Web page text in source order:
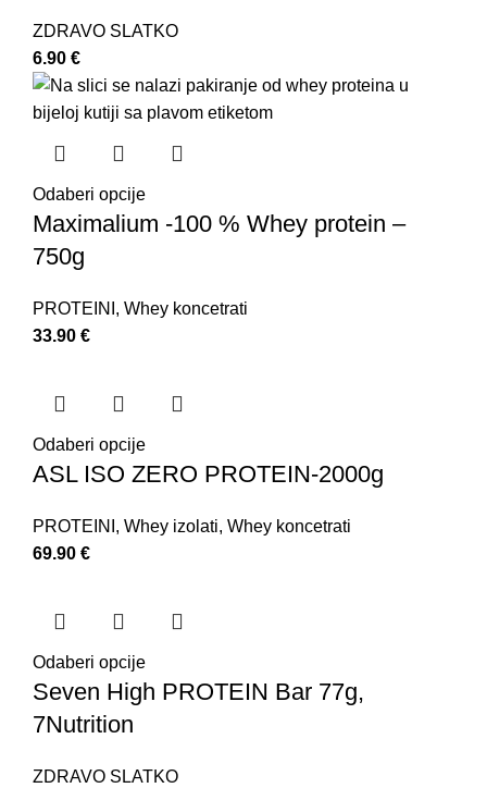
ZDRAVO SLATKO
6.90 €
Odaberi opcije
Maximalium -100 % Whey protein –
750g
PROTEINI , Whey koncetrati
33.90 €
Odaberi opcije
ASL ISO ZERO PROTEIN-2000g
PROTEINI , Whey izolati, Whey koncetrati
69.90 €
Odaberi opcije
Seven High PROTEIN Bar 77g,
7Nutrition
ZDRAVO SLATKO